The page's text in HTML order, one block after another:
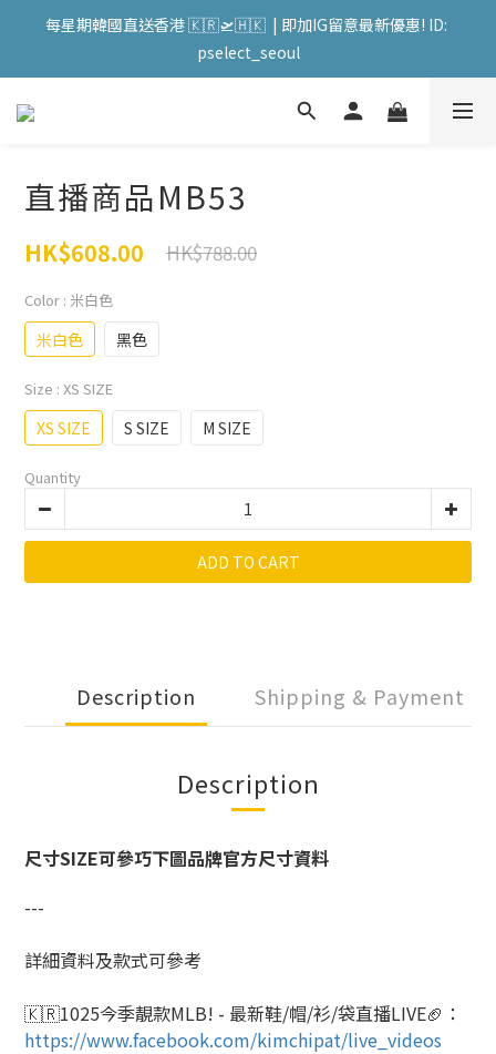
會員購物滿HKD599寄送 順豐站 / 順便智能櫃 免運費! (果汁/韓國
被/直播商品除外) | FACEBOOK: PATC遊走泡菜國
每星期韓國直送香港 🇰🇷🛫🇭🇰  | 即加IG留意最新優惠! ID:
pselect_seoul
會員購物滿HKD599寄送 順豐站 / 順便智能櫃 免運費! (果汁/韓國
直播商品MB53
HK$608.00 HK$788.00
Color : 米白色
米白色 黑色
Size : XS SIZE
XS SIZE S SIZE M SIZE
Quantity
ADD TO CART
Description Shipping & Payment
Description
尺寸SIZE可參巧下圖品牌官方尺寸資料
---
詳細資料及款式可參考
🇰🇷1025今季靚款MLB! - 最新鞋/帽/衫/袋直播LIVE🏈 ：
https://www.facebook.com/kimchipat/live_videos